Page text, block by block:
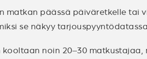
matkan päässä päiväretkelle tai
se näkyy
noin 20–30